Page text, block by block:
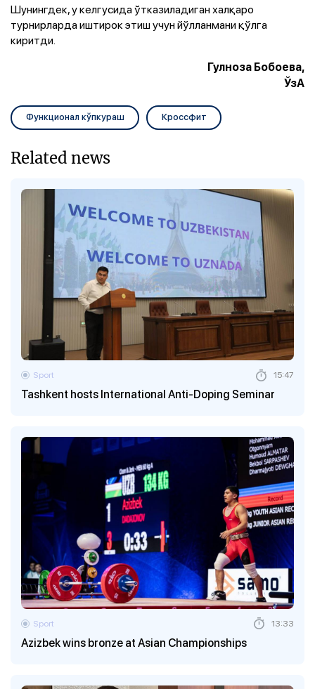
Шунингдек, у келгусида ўтказиладиган халқаро
турнирларда иштирок этиш учун йўлланмани қўлга
киритди.
Гулноза Бобоева,
ЎзА
Функционал кўпкураш Кроссфит
Related news
Tashkent hosts International Anti-Doping Seminar
Sport 15:47
Azizbek wins bronze at Asian Championships
Sport 13:33